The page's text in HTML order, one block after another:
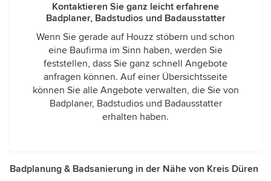
Kontaktieren Sie ganz leicht erfahrene
Badplaner, Badstudios und Badausstatter
Wenn Sie gerade auf Houzz stöbern und schon
eine Baufirma im Sinn haben, werden Sie
feststellen, dass Sie ganz schnell Angebote
anfragen können. Auf einer Übersichtsseite
können Sie alle Angebote verwalten, die Sie von
Badplaner, Badstudios und Badausstatter
erhalten haben.
Badplanung & Badsanierung in der Nähe von Kreis Düren